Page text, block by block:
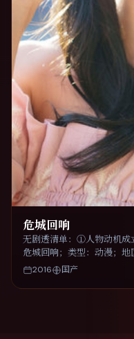
危城回响
无剧透清单：①人物动机成
危城回响；类型：动漫；地
2016 国产